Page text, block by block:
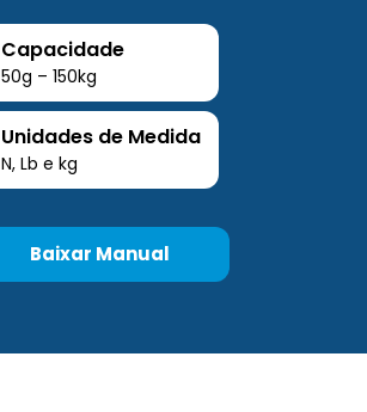
Capacidade
50g – 150kg
Unidades de Medida
N, Lb e kg
Baixar Manual